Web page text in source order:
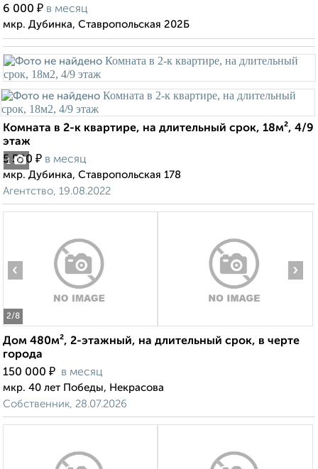
6 000 ₽ в месяц
мкр. Дубинка, Ставропольская 202Б
1
Комната в 2-к квартире, на длительный срок, 18м², 4/9
этаж
5 500 ₽ в месяц
мкр. Дубинка, Ставропольская 178
Агентство, 19.08.2022
2/8
‹ ›
Дом 480м², 2-этажный, на длительный срок, в черте
города
150 000 ₽ в месяц
мкр. 40 лет Победы, Некрасова
Собственник, 28.07.2026